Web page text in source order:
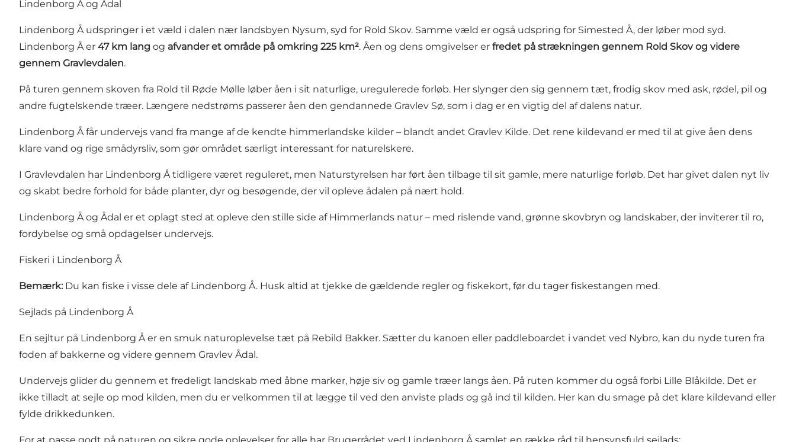
Lindenborg Å og Ådal
Lindenborg Å udspringer i et væld i dalen nær landsbyen Nysum, syd for Rold Skov. Samme væld er også udspring for Simested Å, der løber mod syd.
Lindenborg Å er 47 km lang og afvander et område på omkring 225 km². Åen og dens omgivelser er fredet på strækningen gennem Rold Skov og videre
gennem Gravlevdalen.
På turen gennem skoven fra Rold til Røde Mølle løber åen i sit naturlige, uregulerede forløb. Her slynger den sig gennem tæt, frodig skov med ask, rødel, pil og
andre fugtelskende træer. Længere nedstrøms passerer åen den gendannede Gravlev Sø, som i dag er en vigtig del af dalens natur.
Lindenborg Å får undervejs vand fra mange af de kendte himmerlandske kilder – blandt andet Gravlev Kilde. Det rene kildevand er med til at give åen dens
klare vand og rige smådyrsliv, som gør området særligt interessant for naturelskere.
I Gravlevdalen har Lindenborg Å tidligere været reguleret, men Naturstyrelsen har ført åen tilbage til sit gamle, mere naturlige forløb. Det har givet dalen nyt liv
og skabt bedre forhold for både planter, dyr og besøgende, der vil opleve ådalen på nært hold.
Lindenborg Å og Ådal er et oplagt sted at opleve den stille side af Himmerlands natur – med rislende vand, grønne skovbryn og landskaber, der inviterer til ro,
fordybelse og små opdagelser undervejs.
Fiskeri i Lindenborg Å
Bemærk: Du kan fiske i visse dele af Lindenborg Å. Husk altid at tjekke de gældende regler og fiskekort, før du tager fiskestangen med.
Sejlads på Lindenborg Å
En sejltur på Lindenborg Å er en smuk naturoplevelse tæt på Rebild Bakker. Sætter du kanoen eller paddleboardet i vandet ved Nybro, kan du nyde turen fra
foden af bakkerne og videre gennem Gravlev Ådal.
Undervejs glider du gennem et fredeligt landskab med åbne marker, høje siv og gamle træer langs åen. På ruten kommer du også forbi Lille Blåkilde. Det er
ikke tilladt at sejle op mod kilden, men du er velkommen til at lægge til ved den anviste plads og gå ind til kilden. Her kan du smage på det klare kildevand eller
fylde drikkedunken.